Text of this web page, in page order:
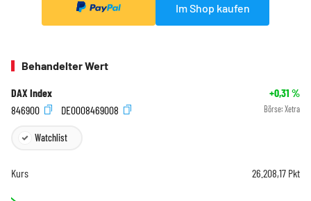
Im Shop kaufen
Behandelter Wert
DAX Index +0,31 %
846900
DE0008469008 Börse: Xetra
Watchlist
Kurs 26.208,17 Pkt